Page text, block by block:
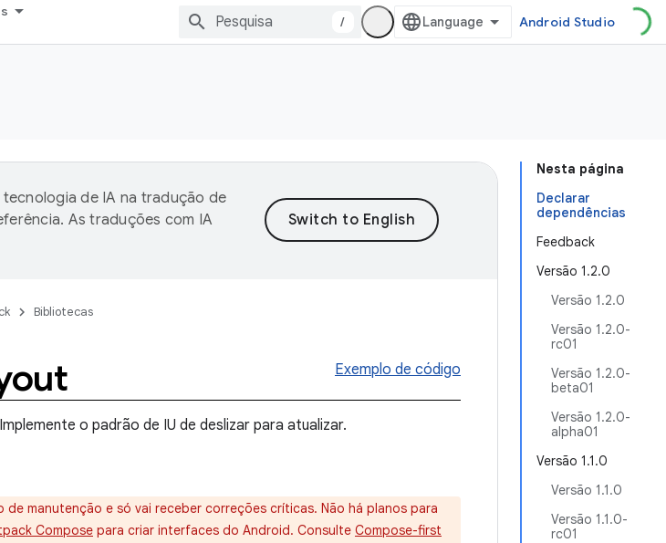
/ Android Studio
Nesta página
Declarar
dependências
Feedback
Versão 1.2.0
Versão 1.2.0
Versão 1.2.0-
rc01
Versão 1.2.0-
beta01
Versão 1.2.0-
alpha01
Versão 1.1.0
Versão 1.1.0
Versão 1.1.0-
rc01
de IA na tradução de
As traduções com IA
Bibliotecas
Exemplo de código
Implemente o padrão de IU de deslizar para atualizar.
manutenção e só vai receber correções críticas. Não há planos para
Compose para criar interfaces do Android. Consulte Compose-first